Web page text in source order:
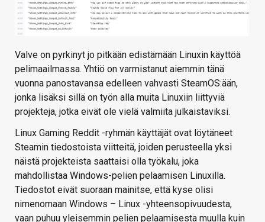
HAKU
Valve on pyrkinyt jo pitkään edistämään Linuxin käyttöä
pelimaailmassa. Yhtiö on varmistanut aiemmin tänä
vuonna panostavansa edelleen vahvasti SteamOS:ään,
jonka lisäksi sillä on työn alla muita Linuxiin liittyviä
projekteja, jotka eivät ole vielä valmiita julkaistaviksi.
Linux Gaming Reddit -ryhmän käyttäjät ovat löytäneet
Steamin tiedostoista viitteitä, joiden perusteella yksi
näistä projekteista saattaisi olla työkalu, joka
mahdollistaa Windows-pelien pelaamisen Linuxilla.
Tiedostot eivät suoraan mainitse, että kyse olisi
nimenomaan Windows – Linux -yhteensopivuudesta,
vaan puhuu yleisemmin pelien pelaamisesta muulla kuin